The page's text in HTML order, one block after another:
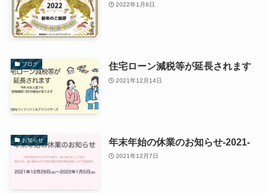
2022年1月6日
ブログ 住宅ローン減税等が延長されます
2021年12月14日
お知らせ 年末年始の休業のお知らせ-2021-
2021年12月7日